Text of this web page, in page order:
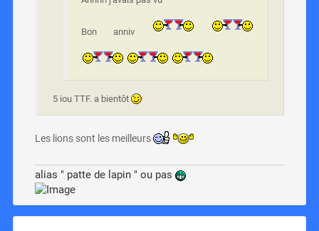
Bon anniv
5 iou TTF. a bientôt
Les lions sont les meilleurs
alias " patte de lapin " ou pas